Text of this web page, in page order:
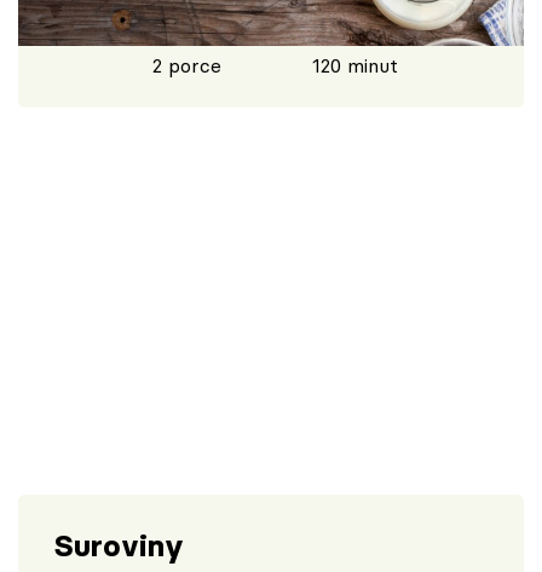
Škola vaření
Recepty z TV
2 porce 120 minut
Suroviny